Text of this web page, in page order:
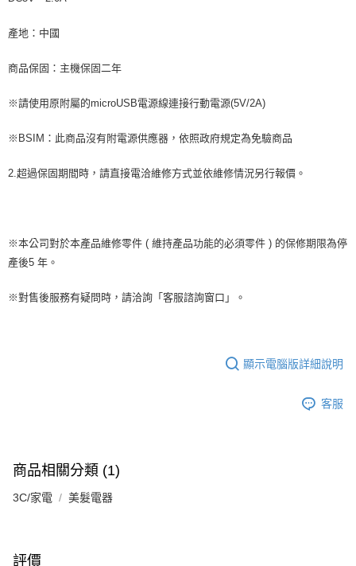
產地：中國
商品保固：主機保固二年
※請使用原附屬的microUSB電源線連接行動電源(5V/2A)
※BSIM：此商品沒有附電源供應器，依照政府規定為免驗商品
2.超過保固期間時，請直接電洽維修方式並依維修情況另行報價。
※本公司對於本產品維修零件 ( 維持產品功能的必須零件 ) 的保修期限為停
產後5 年。
※對售後服務有疑問時，請洽詢「客服諮詢窗口」。
顯示電腦版詳細說明
客服
商品相關分類 (1)
3C/家電 美髮電器
評價